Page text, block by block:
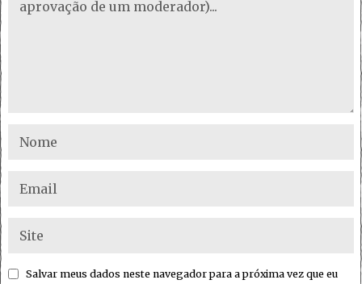
Salvar meus dados neste navegador para a próxima vez que eu